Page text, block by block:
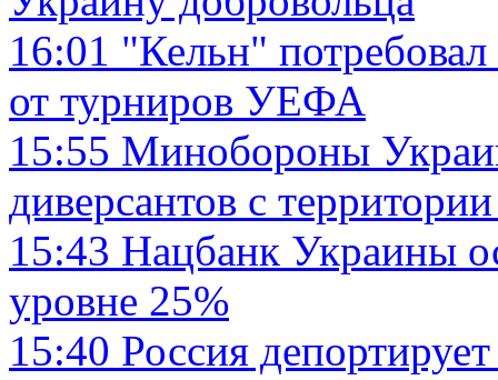
16:01 "Кельн"
от турниров УЕФА
15:55 Минобороны
диверсантов с
15:43 Нацбанк Украины
уровне 25%
15:40 Россия